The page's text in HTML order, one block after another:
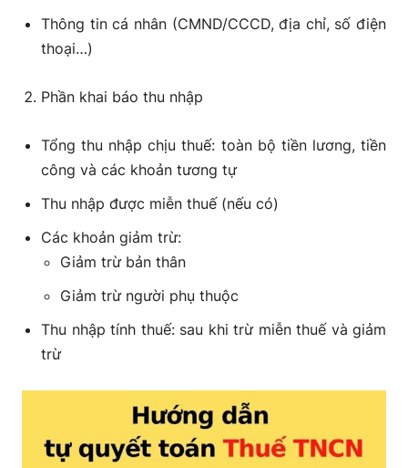
Thông tin cá nhân (CMND/CCCD, địa chỉ, số điện
thoại…)
Phần khai báo thu nhập
Tổng thu nhập chịu thuế: toàn bộ tiền lương, tiền
công và các khoản tương tự
Thu nhập được miễn thuế (nếu có)
Các khoản giảm trừ:
Giảm trừ bản thân
Giảm trừ người phụ thuộc
Thu nhập tính thuế: sau khi trừ miễn thuế và giảm
trừ